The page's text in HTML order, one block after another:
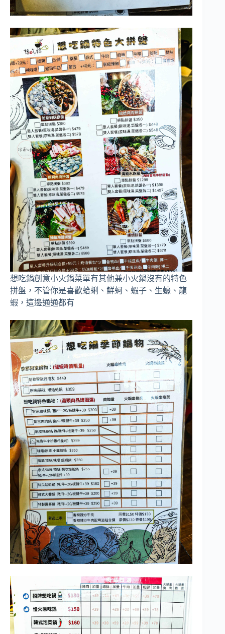
想吃鍋創意小火鍋菜單有其他兼小火鍋沒有的特色
拼盤，不管你是喜歡蛤蜊、鮮蚵、蝦子、生蠔、龍
蝦，這邊通通都有